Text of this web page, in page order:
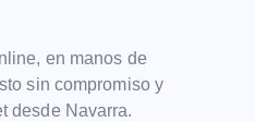
en manos de
sin compromiso y
desde Navarra.